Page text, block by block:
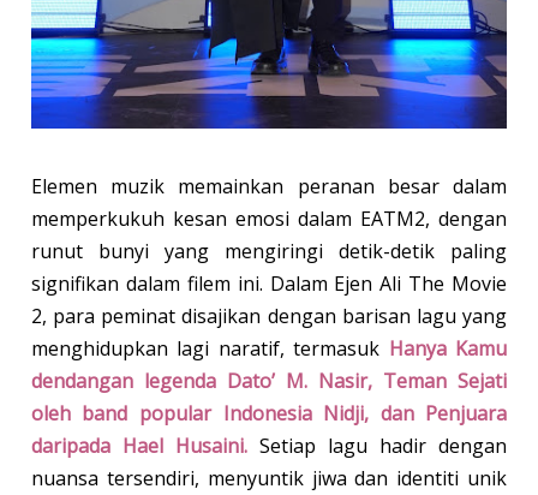
Elemen muzik memainkan peranan besar dalam
memperkukuh kesan emosi dalam EATM2, dengan
runut bunyi yang mengiringi detik-detik paling
signifikan dalam filem ini. Dalam Ejen Ali The Movie
2, para peminat disajikan dengan barisan lagu yang
menghidupkan lagi naratif, termasuk Hanya Kamu
dendangan legenda Dato’ M. Nasir, Teman Sejati
oleh band popular Indonesia Nidji, dan Penjuara
daripada Hael Husaini.Setiap lagu hadir dengan
nuansa tersendiri, menyuntik jiwa dan identiti unik